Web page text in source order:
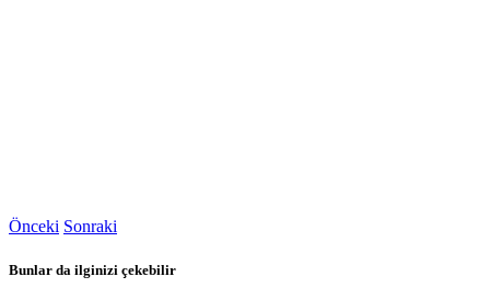
Önceki Sonraki
Bunlar da ilginizi çekebilir